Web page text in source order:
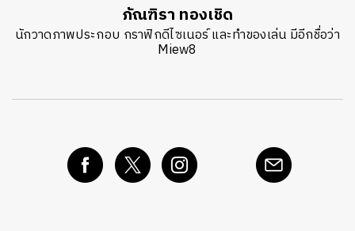
ภัณฑิรา ทองเชิด
นักวาดภาพประกอบ กราฟิกดีไซเนอร์ และทำของเล่น มีอีกชื่อว่า
Miew8